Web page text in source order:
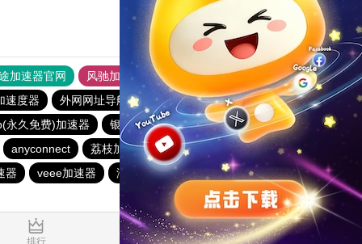
加速器官网 风驰加速器
旋风加速器
速度器 外网网址导航 软件中心
anyconnect
永久免费)加速器 银河加速器
白鲸加速器
anyconnect 荔枝加速器 银河加速器
原子加速器
器 veee加速器 海外梯子官网
蜜蜂加速器
排行 推荐